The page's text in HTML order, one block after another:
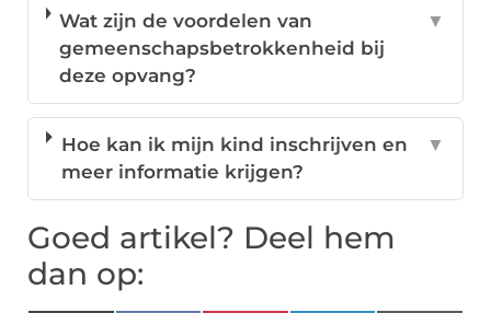
Wat zijn de voordelen van
gemeenschapsbetrokkenheid bij
deze opvang?
▼
Hoe kan ik mijn kind inschrijven en
meer informatie krijgen?
▼
Goed artikel? Deel hem
dan op: